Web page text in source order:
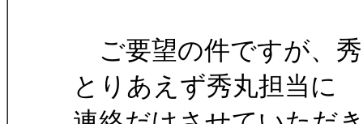
ご要望の件ですが、
とりあえず秀丸担当に